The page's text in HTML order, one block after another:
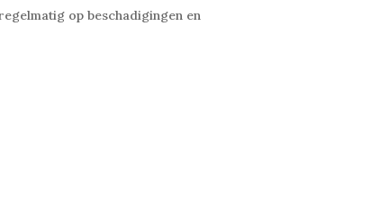
op beschadigingen en